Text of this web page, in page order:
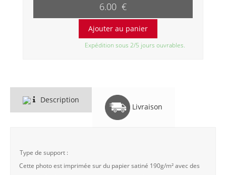
6.00 €
Expédition sous 2/5 jours ouvrables.
Description
Livraison
Type de support :
Cette photo est imprimée sur du papier satiné 190g/m² avec des